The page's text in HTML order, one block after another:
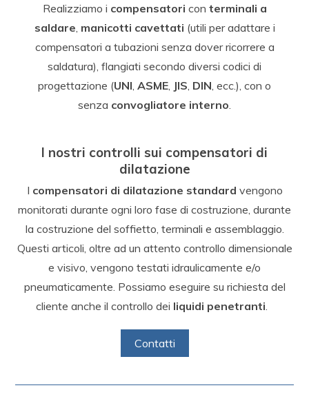
Realizziamo i compensatori con terminali a
saldare manicotti cavettati (utili per adattare i
compensatori a tubazioni senza dover ricorrere a
saldatura), flangiati secondo diversi codici di
progettazione (UNI ASME JIS DIN , ecc.), con o
senza convogliatore interno
I nostri controlli sui compensatori di
dilatazione
I compensatori di dilatazione standard vengono
monitorati durante ogni loro fase di costruzione, durante
la costruzione del soffietto, terminali e assemblaggio.
Questi articoli, oltre ad un attento controllo dimensionale
e visivo, vengono testati idraulicamente e/o
pneumaticamente. Possiamo eseguire su richiesta del
cliente anche il controllo dei liquidi penetranti
Contatti